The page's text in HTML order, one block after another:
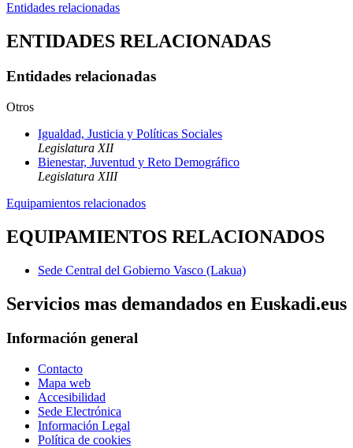
Entidades relacionadas
ENTIDADES RELACIONADAS
Entidades relacionadas
Otros
Igualdad, Justicia y Políticas Sociales
Legislatura XII
Bienestar, Juventud y Reto Demográfico
Legislatura XIII
Equipamientos relacionados
EQUIPAMIENTOS RELACIONADOS
Sede Central del Gobierno Vasco (Lakua)
Servicios mas demandados en Euskadi.eus
Información general
Contacto
Mapa web
Accesibilidad
Sede Electrónica
Información Legal
Política de cookies